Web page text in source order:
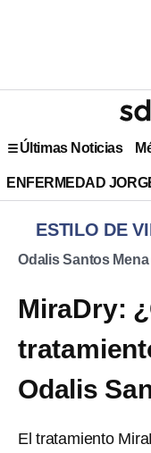
Últimas Noticias
ENFERMEDAD
ESTILO DE
Odalis Santos Mena
MiraDry:
Odalis
El tratamiento